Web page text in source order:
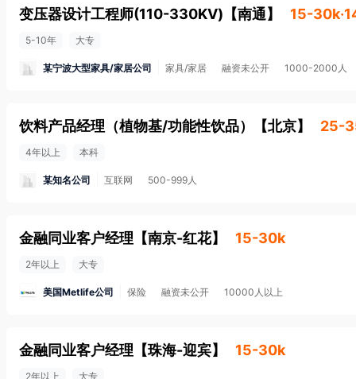
变压器设计工程师(110-330KV) 【南通】 15-
5-10年 大专
某宁波大型家具/家居公司 家具/家居 融资未公开 1000-2000人
饮料产品经理（植物基/功能性饮品） 【北京】 25-
4年以上 本科
某知名公司 互联网 500-999人
金融同业客户经理 【南京-红花】 15-30k
2年以上 大专
美国Metlife公司 保险 融资未公开 10000人以上
金融同业客户经理 【珠海-迎宾】 15-30k
2年以上 大专